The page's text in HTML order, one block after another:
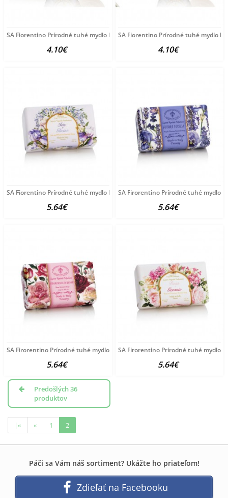
SA Fiorentino Prírodné tuhé mydlo Konvalinka 100 g
4.10€
SA Fiorentino Prírodné tuhé mydlo
4.10€
SA Fiorentino Prírodné tuhé mydlo Kosatec a vistéria
5.64€
SA Firorentino Prírodné tuhé mydlo
5.64€
SA Firorentino Prírodné tuhé mydlo Záhrada ruží 250
5.64€
SA Firorentino Prírodné tuhé mydlo
5.64€
Predošlých 36
produktov
|« « 1 2
Páči sa Vám náš sortiment? Ukážte ho priateľom!
Zdieľať na Facebooku